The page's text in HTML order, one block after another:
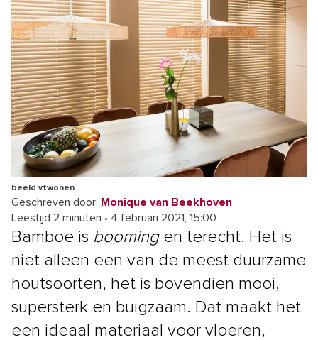
beeld vtwonen
Geschreven door: Monique van Beekhoven
Leestijd 2 minuten • 4 februari 2021, 15:00
Bamboe is boomingen terecht. Het is
niet alleen een van de meest duurzame
houtsoorten, het is bovendien mooi,
supersterk en buigzaam. Dat maakt het
een ideaal materiaal voor vloeren,